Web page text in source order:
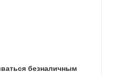
безналичным